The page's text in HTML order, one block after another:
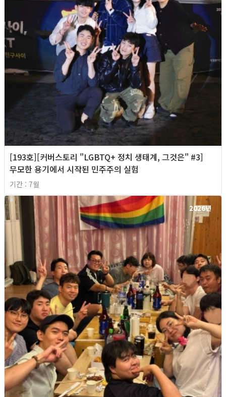
[193호][커버스토리 "LGBTQ+ 정치 생태계, 그것은" #3]
무모한 용기에서 시작된 민주주의 실험
기간 : 7월
2026년